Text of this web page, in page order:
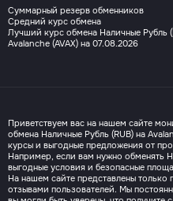
Суммарный резерв обменников
Средний курс обмена
Лучший курс обмена Наличные Рубль
Avalanche (AVAX) на 07.08.2026
Приветствуем вас на нашем сайте
обмена Наличные Рубль (RUB) на
курсы и выгодные предложения от
Например, если вам нужно обменять
выгодные условия и безопасные
На нашем сайте представлены
отзывами пользователей. Мы